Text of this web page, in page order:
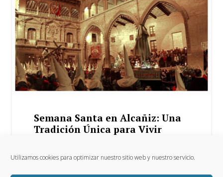
Utilizamos cookies para optimizar nuestro sitio web y nuestro servicio.
Semana Santa en Alcañiz: Una
Tradición Única para Vivir
6 Mar 2025